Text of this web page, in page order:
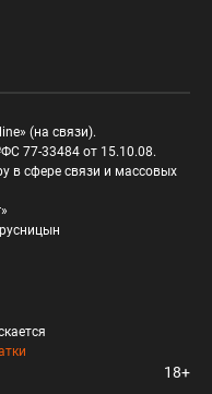
(на связи).
77-33484 от 15.10.08.
в сфере связи и массовых
18+